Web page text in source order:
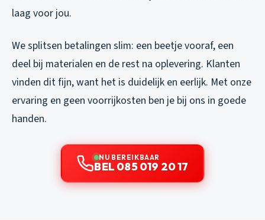
laag voor jou.
We splitsen betalingen slim: een beetje vooraf, een
deel bij materialen en de rest na oplevering. Klanten
vinden dit fijn, want het is duidelijk en eerlijk. Met onze
ervaring en geen voorrijkosten ben je bij ons in goede
handen.
NU BEREIKBAAR
BEL 085 019 20 17